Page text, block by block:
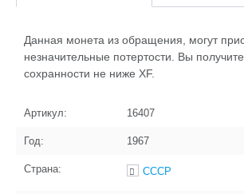
Данная монета из обращения, могут
незначительные потертости. Вы
сохранности не ниже XF.
Артикул: 16407
Год: 1967
Страна: СССР